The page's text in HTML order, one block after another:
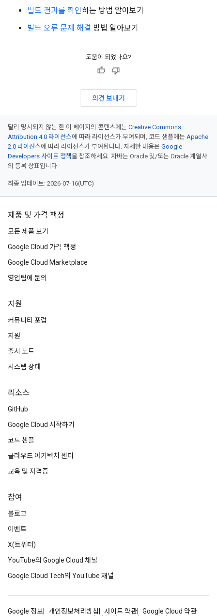
빌드 결과를 확인하는 방법 알아보기
빌드 오류 문제 해결 방법 알아보기
도움이 되었나요?
의견 보내기
달리 명시되지 않는 한 이 페이지의 콘텐츠에는 Creative Commons
Attribution 4.0 라이선스에 따라 라이선스가 부여되며, 코드 샘플에는 Apache
2.0 라이선스에 따라 라이선스가 부여됩니다. 자세한 내용은 Google
Developers 사이트 정책을 참조하세요. 자바는 Oracle 및/또는 Oracle 계열사
의 등록 상표입니다.
최종 업데이트: 2026-07-16(UTC)
제품 및 가격 책정
모든 제품 보기
Google Cloud 가격 책정
Google Cloud Marketplace
영업팀에 문의
지원
커뮤니티 포럼
지원
출시 노트
시스템 상태
리소스
GitHub
Google Cloud 시작하기
코드 샘플
클라우드 아키텍처 센터
교육 및 자격증
참여
블로그
이벤트
X(트위터)
YouTube의 Google Cloud 채널
Google Cloud Tech의 YouTube 채널
Google 정보 개인정보처리방침 사이트 약관
Google Cloud 약관